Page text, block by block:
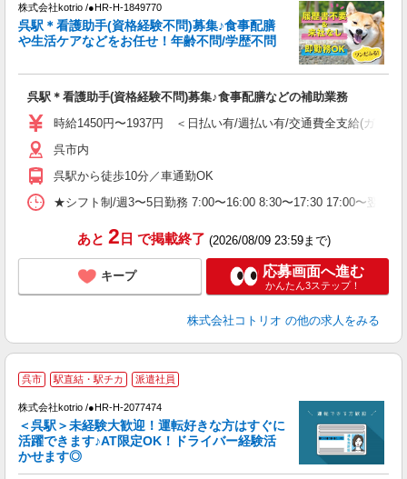
株式会社kotrio /●HR-H-1849770
呉駅＊看護助手(資格経験不問)募集♪食事配膳
や生活ケアなどをお任せ！年齢不問/学歴不問
呉駅＊看護助手(資格経験不問)募集♪食事配膳などの補助業務
時給1450円〜1937円 ＜日払い有/週払い有/交通費全支給(ガソリ
呉市内
呉駅から徒歩10分／車通勤OK
★シフト制/週3〜5日勤務 7:00〜16:00 8:30〜17:30 17:00〜翌
あと 2 日 で掲載終了 (2026/08/09 23:59まで)
キープ 応募画面へ進む
かんたん3ステップ！
株式会社コトリオ の他の求人をみる
呉市 駅直結・駅チカ 派遣社員
株式会社kotrio /●HR-H-2077474
＜呉駅＞未経験大歓迎！運転好きな方はすぐに
活躍できます♪AT限定OK！ドライバー経験活
かせます◎